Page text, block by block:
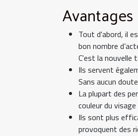
Tout d'abord, il
bon nombre
C'est la nouvelle
Ils servent
Sans aucun
La plupart des
couleur du
Ils sont plus
provoquent des